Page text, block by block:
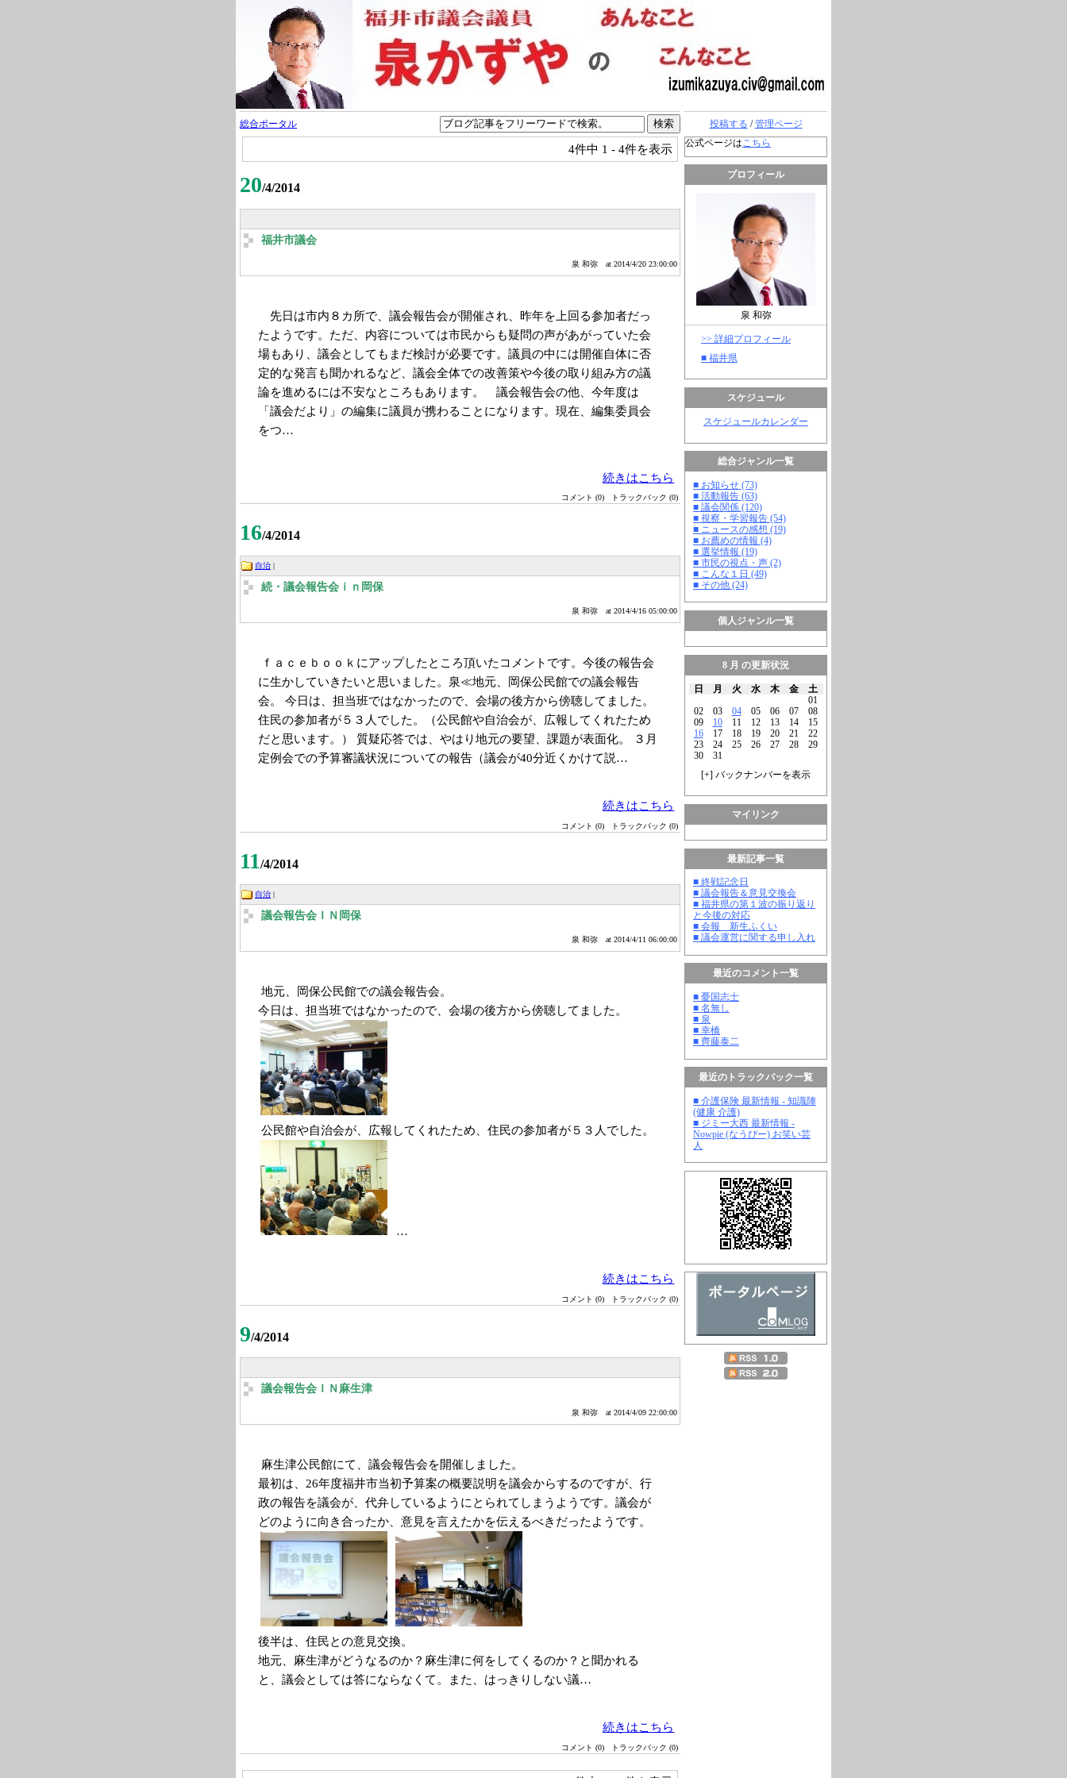
投稿する /管理ページ
公式ページはこちら
プロフィール
泉 和弥
>> 詳細プロフィール
■ 福井県
スケジュール
スケジュールカレンダー
総合ジャンル一覧
■ お知らせ (73)
■ 活動報告 (63)
■ 議会関係 (120)
■ 視察・学習報告 (54)
■ ニュースの感想 (19)
■ お薦めの情報 (4)
■ 選挙情報 (19)
■ 市民の視点・声 (2)
■ こんな１日 (49)
■ その他 (24)
個人ジャンル一覧
8 月 の更新状況
日 月 火 水 木 金
土
01
02
03 04 05 06 07
08
09
10 11 12 13 14
15
16
17 18 19 20 21
22
23
24 25 26 27 28
29
30
31
[+] バックナンバーを表示
マイリンク
最新記事一覧
■ 終戦記念日
■ 議会報告＆意見交換会
■ 福井県の第１波の振り返り
と今後の対応
■ 会報 新生ふくい
■ 議会運営に関する申し入れ
最近のコメント一覧
■ 憂国志士
■ 名無し
■ 泉
■ 幸橋
■ 齊藤泰二
最近のトラックバック一覧
■ 介護保険 最新情報 - 知識陣
(健康 介護)
■ ジミー大西 最新情報 -
Nowpie (なうぴー) お笑い芸
人
総合ポータル
4件中 1 - 4件を表示
20/4/2014
福井市議会
泉 和弥 at 2014/4/20 23:00:00
先日は市内８カ所で、議会報告会が開催され、昨年を上回る参加者だっ
たようです。ただ、内容については市民からも疑問の声があがっていた会
場もあり、議会としてもまだ検討が必要です。議員の中には開催自体に否
定的な発言も聞かれるなど、議会全体での改善策や今後の取り組み方の議
論を進めるには不安なところもあります。 議会報告会の他、今年度は
「議会だより」の編集に議員が携わることになります。現在、編集委員会
をつ…
続きはこちら
コメント (0) トラックバック (0)
16/4/2014
自治
続・議会報告会ｉｎ岡保
泉 和弥 at 2014/4/16 05:00:00
ｆａｃｅｂｏｏｋにアップしたところ頂いたコメントです。今後の報告会
に生かしていきたいと思いました。 泉≪地元、岡保公民館での議会報告
会。 今日は、担当班ではなかったので、会場の後方から傍聴してました。
住民の参加者が５３人でした。（公民館や自治会が、広報してくれたため
だと思います。） 質疑応答では、やはり地元の要望、課題が表面化。 ３月
定例会での予算審議状況についての報告（議会が40分近くかけて説…
続きはこちら
コメント (0) トラックバック (0)
11/4/2014
自治 |
議会報告会ＩＮ岡保
泉 和弥 at 2014/4/11 06:00:00
地元、岡保公民館での議会報告会。
今日は、担当班ではなかったので、会場の後方から傍聴してました。
公民館や自治会が、広報してくれたため、住民の参加者が５３人でした。
…
続きはこちら
コメント (0) トラックバック (0)
9/4/2014
議会報告会ＩＮ麻生津
泉 和弥 at 2014/4/09 22:00:00
麻生津公民館にて、議会報告会を開催しました。
最初は、26年度福井市当初予算案の概要説明を議会からするのですが、行
政の報告を議会が、代弁しているようにとられてしまうようです。議会が
どのように向き合ったか、意見を言えたかを伝えるべきだったようです。
後半は、住民との意見交換。
地元、麻生津がどうなるのか？麻生津に何をしてくるのか？と聞かれる
と、議会としては答にならなくて。また、はっきりしない議…
続きはこちら
コメント (0) トラックバック (0)